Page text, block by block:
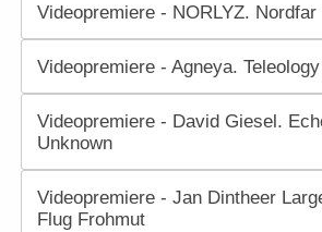
Videopremiere - NORLYZ. Nordfar
Videopremiere - Agneya. Teleology
Videopremiere - David Giesel.
Unknown
Videopremiere - Jan Dintheer
Flug Frohmut